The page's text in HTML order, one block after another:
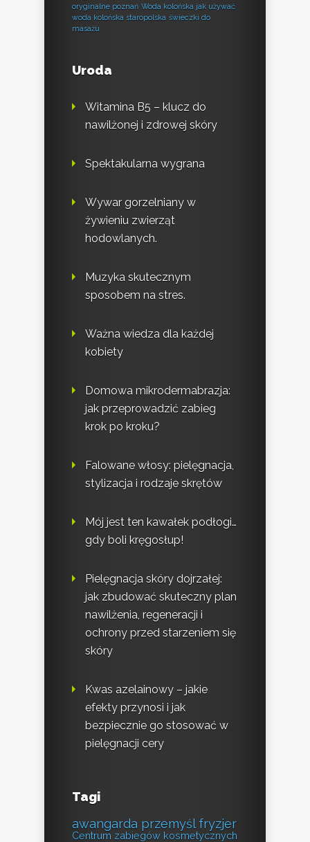
oryginalne poznań Woda kolońska jak używać
woda kolońska staropolska świeczki do
masażu
Uroda
Witamina B5 – klucz do
nawilżonej i zdrowej skóry
Spektakularna wygrana
Wywar gorzelniany w
żywieniu zwierząt
hodowlanych.
Muzyka skutecznym
sposobem na stres.
Ważna wiedza dla każdej
kobiety
Domowa mikrodermabrazja:
jak przeprowadzić zabieg
krok po kroku?
Falowane włosy: pielęgnacja,
stylizacja i rodzaje skrętów
Mój jest ten kawałek podłogi…
gdy boli kręgosłup!
Pielęgnacja skóry dojrzałej:
jak zbudować skuteczny plan
nawilżenia, regeneracji i
ochrony przed starzeniem się
skóry
Kwas azelainowy – jakie
efekty przynosi i jak
bezpiecznie go stosować w
pielęgnacji cery
Tagi
awangarda przemyśl fryzjer
Centrum zabiegów kosmetycznych